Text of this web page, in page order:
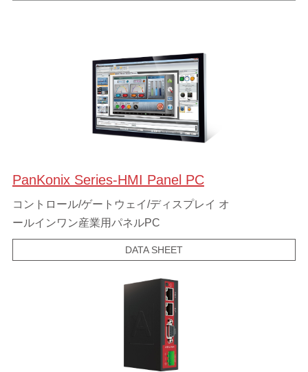
PanKonix Series-HMI Panel PC
コントロール/ゲートウェイ/ディスプレイ オ
ールインワン産業用パネルPC
DATA SHEET